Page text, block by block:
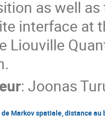
as well
interface at
Liouville
:Joonas
Markov spatiale, distance